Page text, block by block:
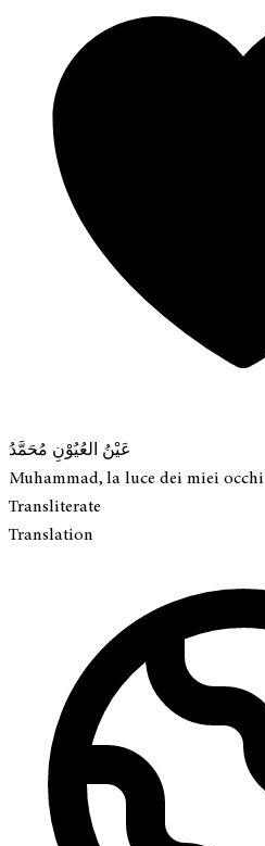
عَيْنُ العُيُوْنِ مُحَمَّدُ
Muhammad, la luce dei miei occhi
Transliterate
Translation